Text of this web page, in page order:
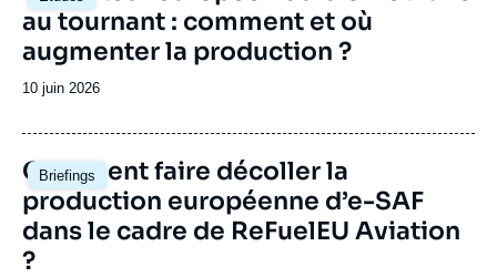
au tournant : comment et où
augmenter la production ?
Date
publication
10 juin 2026
Briefings
Image
principale
Comment faire décoller la
production européenne d’e-SAF
dans le cadre de ReFuelEU Aviation
?